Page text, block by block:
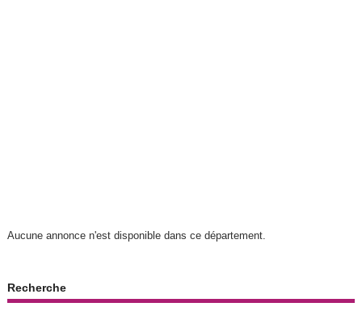
Aucune annonce n'est disponible dans ce département.
Recherche